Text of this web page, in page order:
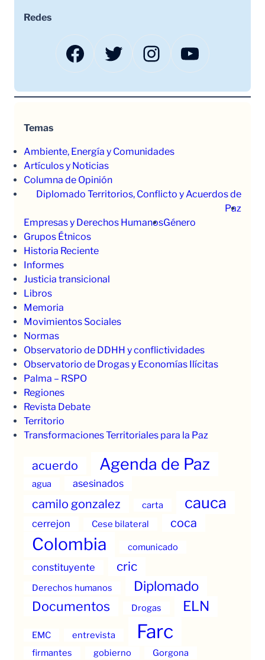
Redes
Facebook Twitter Instagram YouTube
Temas
Ambiente, Energía y Comunidades
Artículos y Noticias
Columna de Opinión
Diplomado Territorios, Conflicto y Acuerdos de
Paz
Empresas y Derechos HumanosGénero
Grupos Étnicos
Historia Reciente
Informes
Justicia transicional
Libros
Memoria
Movimientos Sociales
Normas
Observatorio de DDHH y conflictividades
Observatorio de Drogas y Economías Ilícitas
Palma – RSPO
Regiones
Revista Debate
Territorio
Transformaciones Territoriales para la Paz
acuerdo Agenda de Paz
agua asesinados
camilo gonzalez carta cauca
cerrejon Cese bilateral coca
Colombia comunicado
constituyente cric
Derechos humanos Diplomado
Documentos Drogas ELN
EMC entrevista Farc
firmantes gobierno
Gorgona